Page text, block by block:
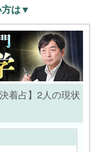
方は▼
着占】2人の現状